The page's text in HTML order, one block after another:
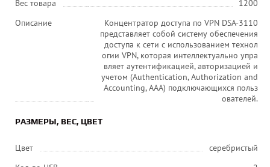
Вес товара
1200
Описание
Концентратор доступа по VPN DSA-3110
представляет собой систему обеспечения
доступа к сети с использованием технол
огии VPN, которая интеллектуально упра
вляет аутентификацией, авторизацией и
учетом (Authentication, Authorization and
Accounting, AAA) подключающихся польз
ователей.
РАЗМЕРЫ, ВЕС, ЦВЕТ
Цвет
серебристый